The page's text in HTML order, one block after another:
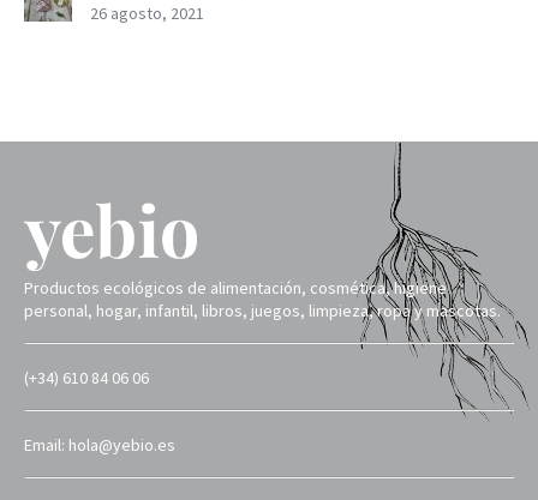
26 agosto, 2021
Productos ecológicos de alimentación, cosmética, higiene
personal, hogar, infantil, libros, juegos, limpieza, ropa y mascotas.
(+34) 610 84 06 06
Email: hola@yebio.es